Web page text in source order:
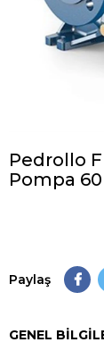
Pedrollo
Pompa
Paylaş
GENEL